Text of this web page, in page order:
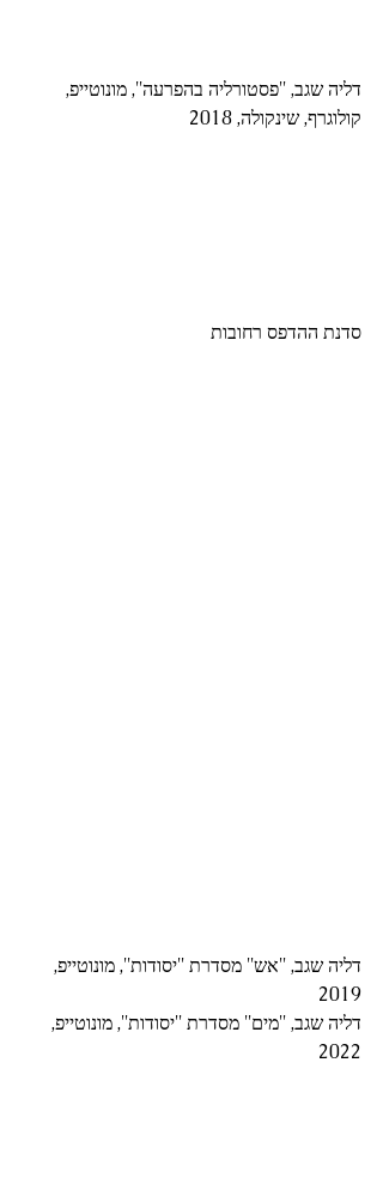
דליה שגב, ''פסטורליה בהפרעה'', מונוטייפ,
קולוגרף, שינקולה, 2018
סדנת ההדפס רחובות
דליה שגב, ''אש'' מסדרת ''יסודות'', מונוטייפ,
2019
דליה שגב, ''מים'' מסדרת ''יסודות'', מונוטייפ,
2022